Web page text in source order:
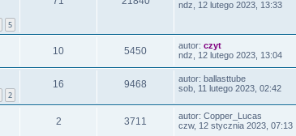
5
ndz, 12 lutego 2023, 13:33
10 5450 autor: czyt
ndz, 12 lutego 2023, 13:04
2
16 9468 autor: ballasttube
sob, 11 lutego 2023, 02:42
2 3711 autor: Copper_Lucas
czw, 12 stycznia 2023, 07:13